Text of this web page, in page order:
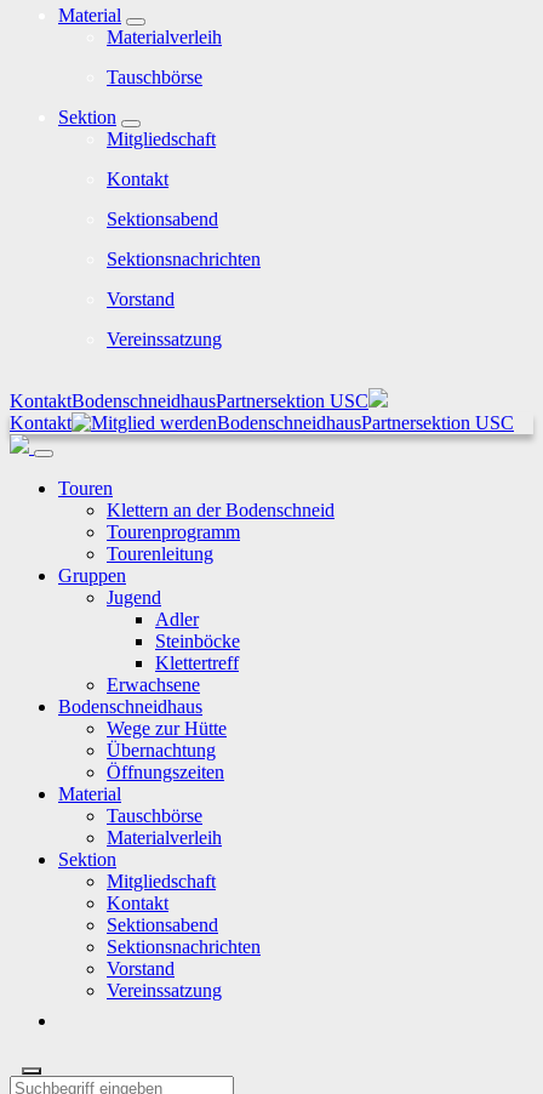
Material
Materialverleih
Tauschbörse
Sektion
Mitgliedschaft
Kontakt
Sektionsabend
Sektionsnachrichten
Vorstand
Vereinssatzung
KontaktBodenschneidhausPartnersektion USC
Kontakt
BodenschneidhausPartnersektion USC
Touren
Klettern an der Bodenschneid
Tourenprogramm
Tourenleitung
Gruppen
Jugend
Adler
Steinböcke
Klettertreff
Erwachsene
Bodenschneidhaus
Wege zur Hütte
Übernachtung
Öffnungszeiten
Material
Tauschbörse
Materialverleih
Sektion
Mitgliedschaft
Kontakt
Sektionsabend
Sektionsnachrichten
Vorstand
Vereinssatzung